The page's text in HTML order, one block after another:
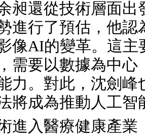
昶還從技術層面
進行了預估，他
像AI的變革。這
需要以數據為中
力。對此，沈劍
將成為推動人工
進入醫療健康產